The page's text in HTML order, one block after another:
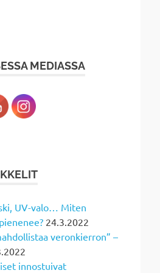
MEDIASSA
UV-valo… Miten
24.3.2022
veronkierron” –
innostuivat